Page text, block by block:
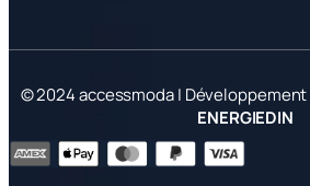
© 2024 accessmoda |
ENERGIEDIN